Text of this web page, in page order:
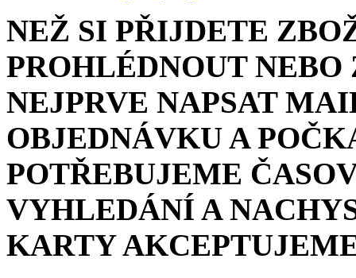
NEŽ SI PŘIJDETE
PROHLÉDNOUT
NEJPRVE NAPSAT
OBJEDNÁVKU A
POTŘEBUJEME
VYHLEDÁNÍ A
KARTY